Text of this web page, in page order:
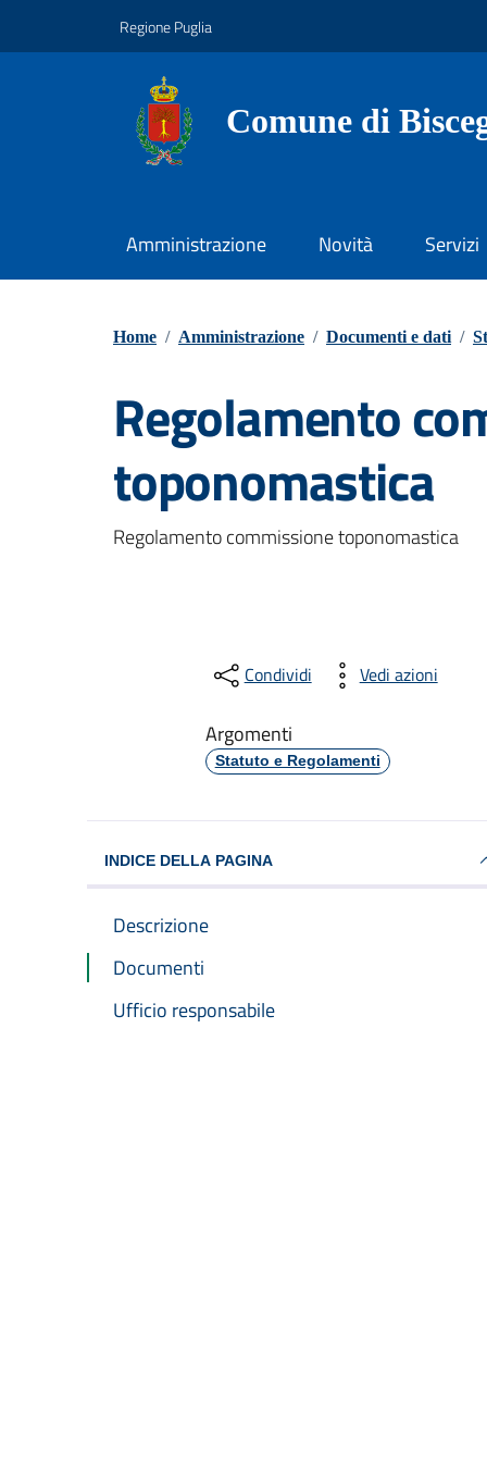
Regione Puglia
Comune di
Amministrazione Novità Servizi
Home / Amministrazione / Documenti e dati /
Regolamento
toponomastica
Dettagli del
Regolamento commissione toponomastica
Condividi Vedi azioni
Argomenti
Statuto e Regolamenti
INDICE DELLA PAGINA
Descrizione
Documenti
Ufficio responsabile